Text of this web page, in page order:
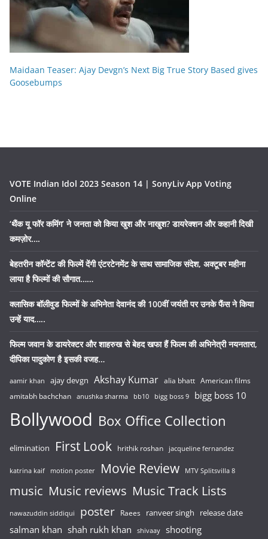
Maidaan Teaser: Ajay Devgn’s Next Big True Story Based gives
Goosebumps
VOTE Indian Idol 2023 Season 14 | SonyLiv App Voting
Online
‘थैंक यू फॉर कमिंग’ ने जनता को किया खुश और नाखुश? डायरेक्शन और कहानी दिखी
कमज़ोर….
बेहतरीन कॉन्टेंट की फिल्में देंगी एंटरटेनमेंट के साथ सामाजिक संदेश, अक्टूबर महीना
लाया है फिल्मों की सौगात……
क्लासिक बॉलीवुड फिल्मों के अभिनेता देवानंद की 100वीं जयंती पर उनके फैंस ने किया
उन्हें याद…..
फिल्म जवान के डायरेक्टर और शाहरुख से बेहद खफा हैं फिल्म की अभिनेत्री नयनतारा,
दीपिका पादुकोण है इसकी वजह…
aamir khan ajay devgn Akshay Kumar alia bhatt American films
amitabh bachchan anushka sharma bb10 bigg boss 9 bigg boss 10
Bollywood Box Office Collection
elimination First Look hrithik roshan jacqueline fernandez
katrina kaif motion poster Movie Review MTV Splitsvilla 8
music Music reviews Music Track Lists
nawazuddin siddiqui poster Raees ranveer singh release date
salman khan shah rukh khan shivaay shooting